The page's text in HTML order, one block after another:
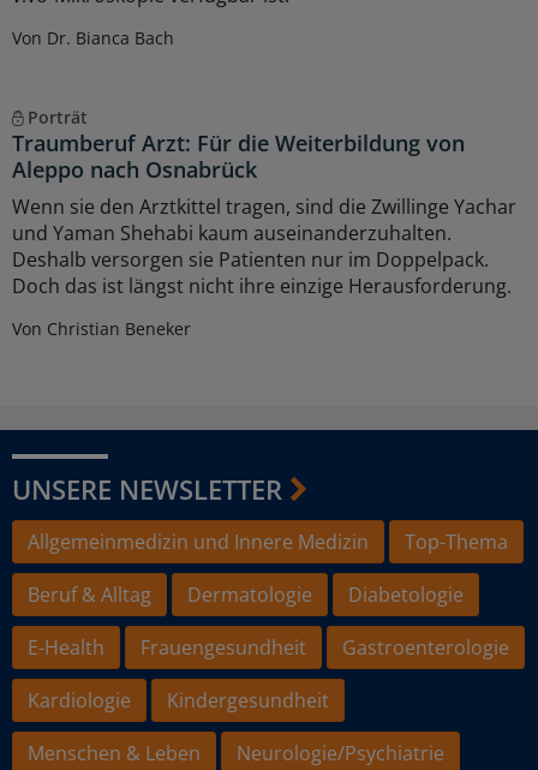
Von Dr. Bianca Bach
Porträt
Traumberuf Arzt: Für die Weiterbildung von
Aleppo nach Osnabrück
Wenn sie den Arztkittel tragen, sind die Zwillinge Yachar
und Yaman Shehabi kaum auseinanderzuhalten.
Deshalb versorgen sie Patienten nur im Doppelpack.
Doch das ist längst nicht ihre einzige Herausforderung.
Von Christian Beneker
UNSERE NEWSLETTER
Allgemeinmedizin und Innere Medizin
Top-Thema
Beruf & Alltag
Dermatologie
Diabetologie
E-Health
Frauengesundheit
Gastroenterologie
Kardiologie
Kindergesundheit
Menschen & Leben
Neurologie/Psychiatrie